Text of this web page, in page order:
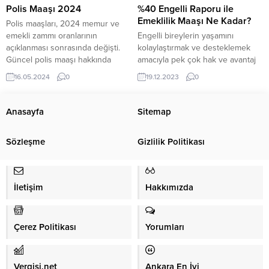
2021 yılı...
aldığı maaş da merak konusu
olmaktadır. Peki, güncel...
Polis Maaşı 2024
Polis maaşları, 2024 memur ve
emekli zammı oranlarının
açıklanması sonrasında değişti.
Güncel polis maaşı hakkında
merak ettiklerinizi yazımızda
bulabilirsiniz. Polis maaşı ne
olmak üzere kamu görevlileri ile
memur emeklilerinin aylıklarında
yılı ikinci altı aylık döneminde
tamamlandı. Bu...
16.05.2024 0
%40 Engelli Raporu ile
Emeklilik Maaşı Ne Kadar?
Engelli bireylerin yaşamını
kolaylaştırmak ve desteklemek
amacıyla pek çok hak ve avantaj
sağlanmaktadır. Bu haklardan biri
de engelli raporudur. Yüzde 40
bazı sosyal güvenlik
olanaklarından yararlanabilirler.
merak edilen soru şudur: Yüzde
kadar emekli maaşı...
19.12.2023 0
Anasayfa Sitemap
Sözleşme Gizlilik Politikası
İletişim Hakkımızda
Çerez Politikası Yorumları
Vergisi.net Ankara En İyi